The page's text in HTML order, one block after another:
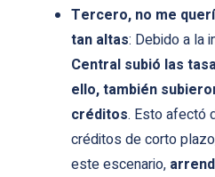
Tercero, no me
tan altas: Debido a la
Central subió las
ello, también
créditos. Esto afectó
créditos de corto
este escenario,